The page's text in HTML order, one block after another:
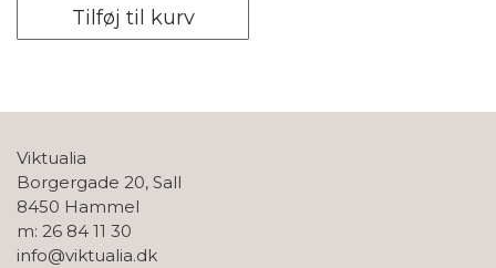
Tilføj til kurv
Viktualia
Borgergade 20, Sall
8450 Hammel
m: 26 84 11 30
info@viktualia.dk